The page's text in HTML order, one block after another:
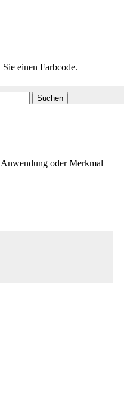
einen Farbcode.
Suchen
Anwendung oder Merkmal